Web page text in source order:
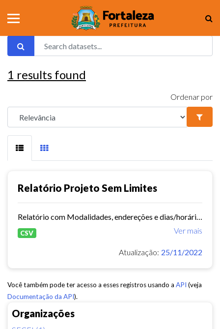
Organizações
1 results found
Ordenar por
Relatório Projeto Sem Limites
Ver mais
CSV
Atualização: 25/11/2022
Você também pode ter acesso a esses registros usando a API (veja
Documentação da API).